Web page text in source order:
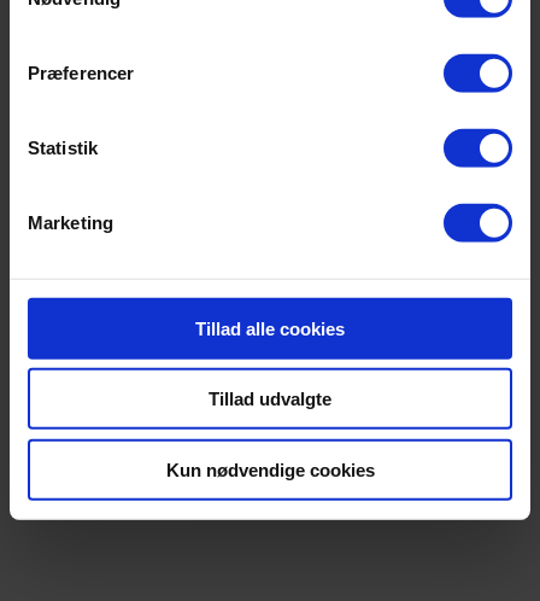
Præferencer
Statistik
Marketing
Tillad alle cookies
Tillad udvalgte
Kun nødvendige cookies